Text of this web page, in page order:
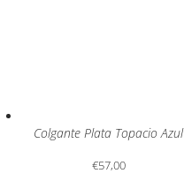
Colgante Plata Topacio Azul
€57,00